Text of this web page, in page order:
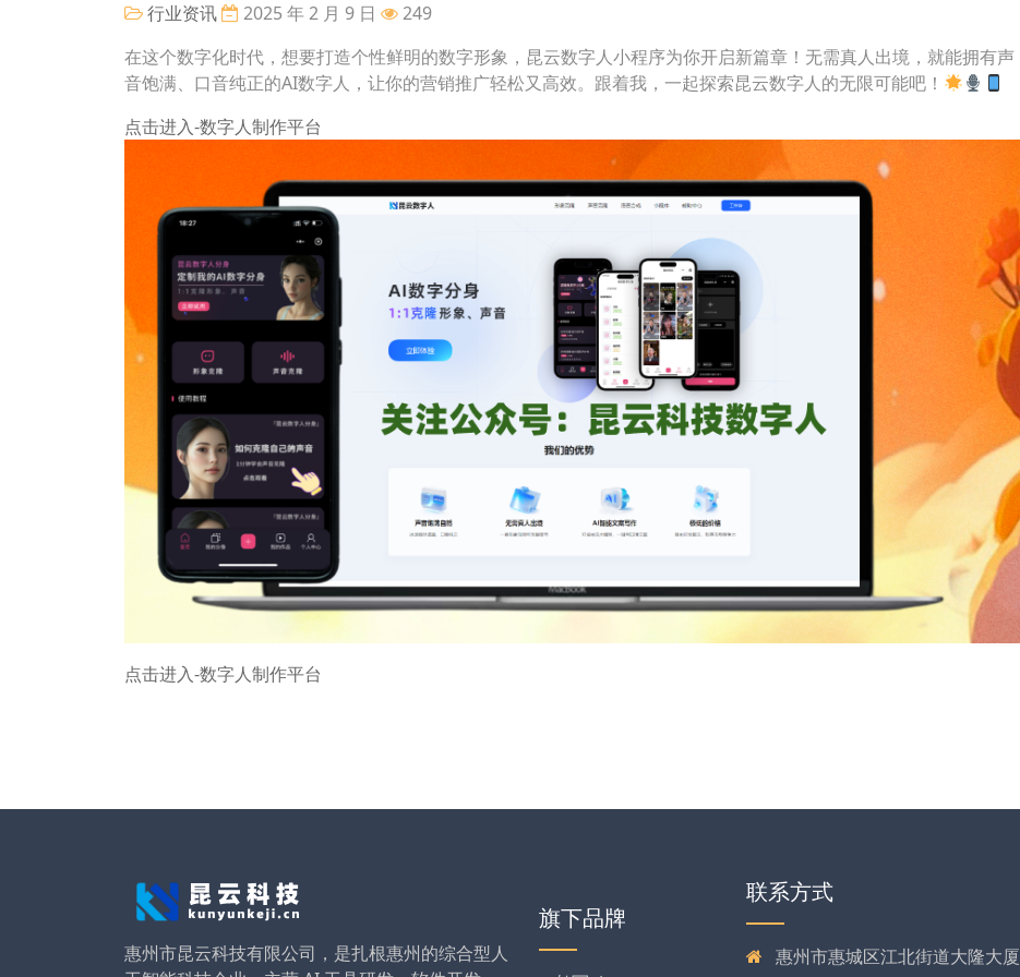
行业资讯 2025 年 2 月 9 日
249
在这个数字化时代，想要打造个性鲜明的数字形象，昆云数字人小程序为你开启新篇章！无需真人出境，就能拥有声
音饱满、口音纯正的AI数字人，让你的营销推广轻松又高效。跟着我，一起探索昆云数字人的无限可能吧！
点击进入-数字人制作平台
点击进入-数字人制作平台
惠州市昆云科技有限公司，是扎根惠州的综合型人
旗下品牌
联系方式
惠州市惠城区江北街道大隆大厦